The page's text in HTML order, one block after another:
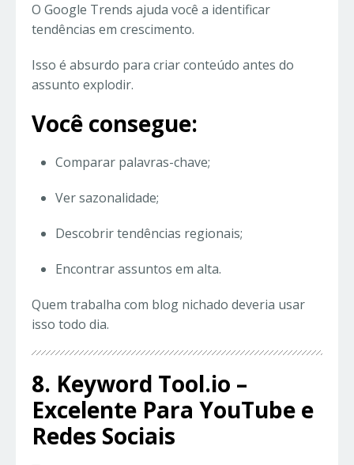
O Google Trends ajuda você a identificar
tendências em crescimento.
Isso é absurdo para criar conteúdo antes do
assunto explodir.
Você consegue:
Comparar palavras-chave;
Ver sazonalidade;
Descobrir tendências regionais;
Encontrar assuntos em alta.
Quem trabalha com blog nichado deveria usar
isso todo dia.
8. Keyword Tool.io –
Excelente Para YouTube e
Redes Sociais